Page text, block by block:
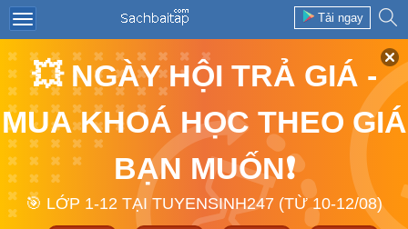
Tải ngay
💥 NGÀY HỘI TRẢ GIÁ -
MUA KHOÁ HỌC THEO GIÁ
BẠN MUỐN❗
🎯 LỚP 1-12 TẠI TUYENSINH247 (TỪ 10-12/08)